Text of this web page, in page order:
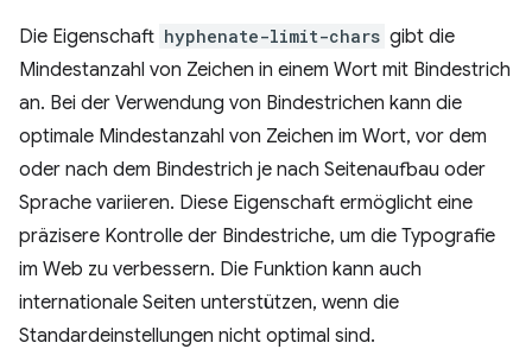
Die Eigenschaft hyphenate-limit-chars gibt die
Mindestanzahl von Zeichen in einem Wort mit Bindestrich
an. Bei der Verwendung von Bindestrichen kann die
optimale Mindestanzahl von Zeichen im Wort, vor dem
oder nach dem Bindestrich je nach Seitenaufbau oder
Sprache variieren. Diese Eigenschaft ermöglicht eine
präzisere Kontrolle der Bindestriche, um die Typografie
im Web zu verbessern. Die Funktion kann auch
internationale Seiten unterstützen, wenn die
Standardeinstellungen nicht optimal sind.